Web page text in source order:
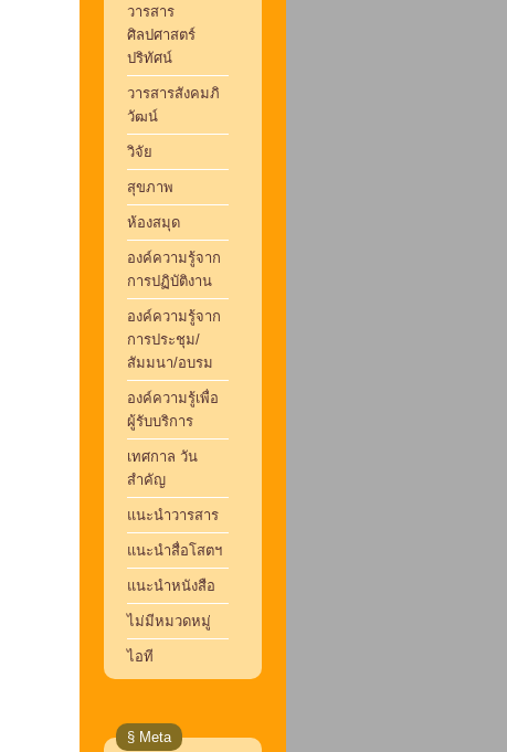
วารสาร
ศิลปศาสตร์
ปริทัศน์
วารสารสังคมภิ
วัฒน์
วิจัย
สุขภาพ
ห้องสมุด
องค์ความรู้จาก
การปฏิบัติงาน
องค์ความรู้จาก
การประชุม/
สัมมนา/อบรม
องค์ความรู้เพื่อ
ผู้รับบริการ
เทศกาล วัน
สำคัญ
แนะนำวารสาร
แนะนำสื่อโสตฯ
แนะนำหนังสือ
ไม่มีหมวดหมู่
ไอที
§ Meta